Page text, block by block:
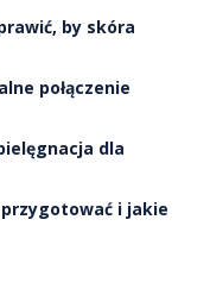
by skóra
połączenie
dla
i jakie